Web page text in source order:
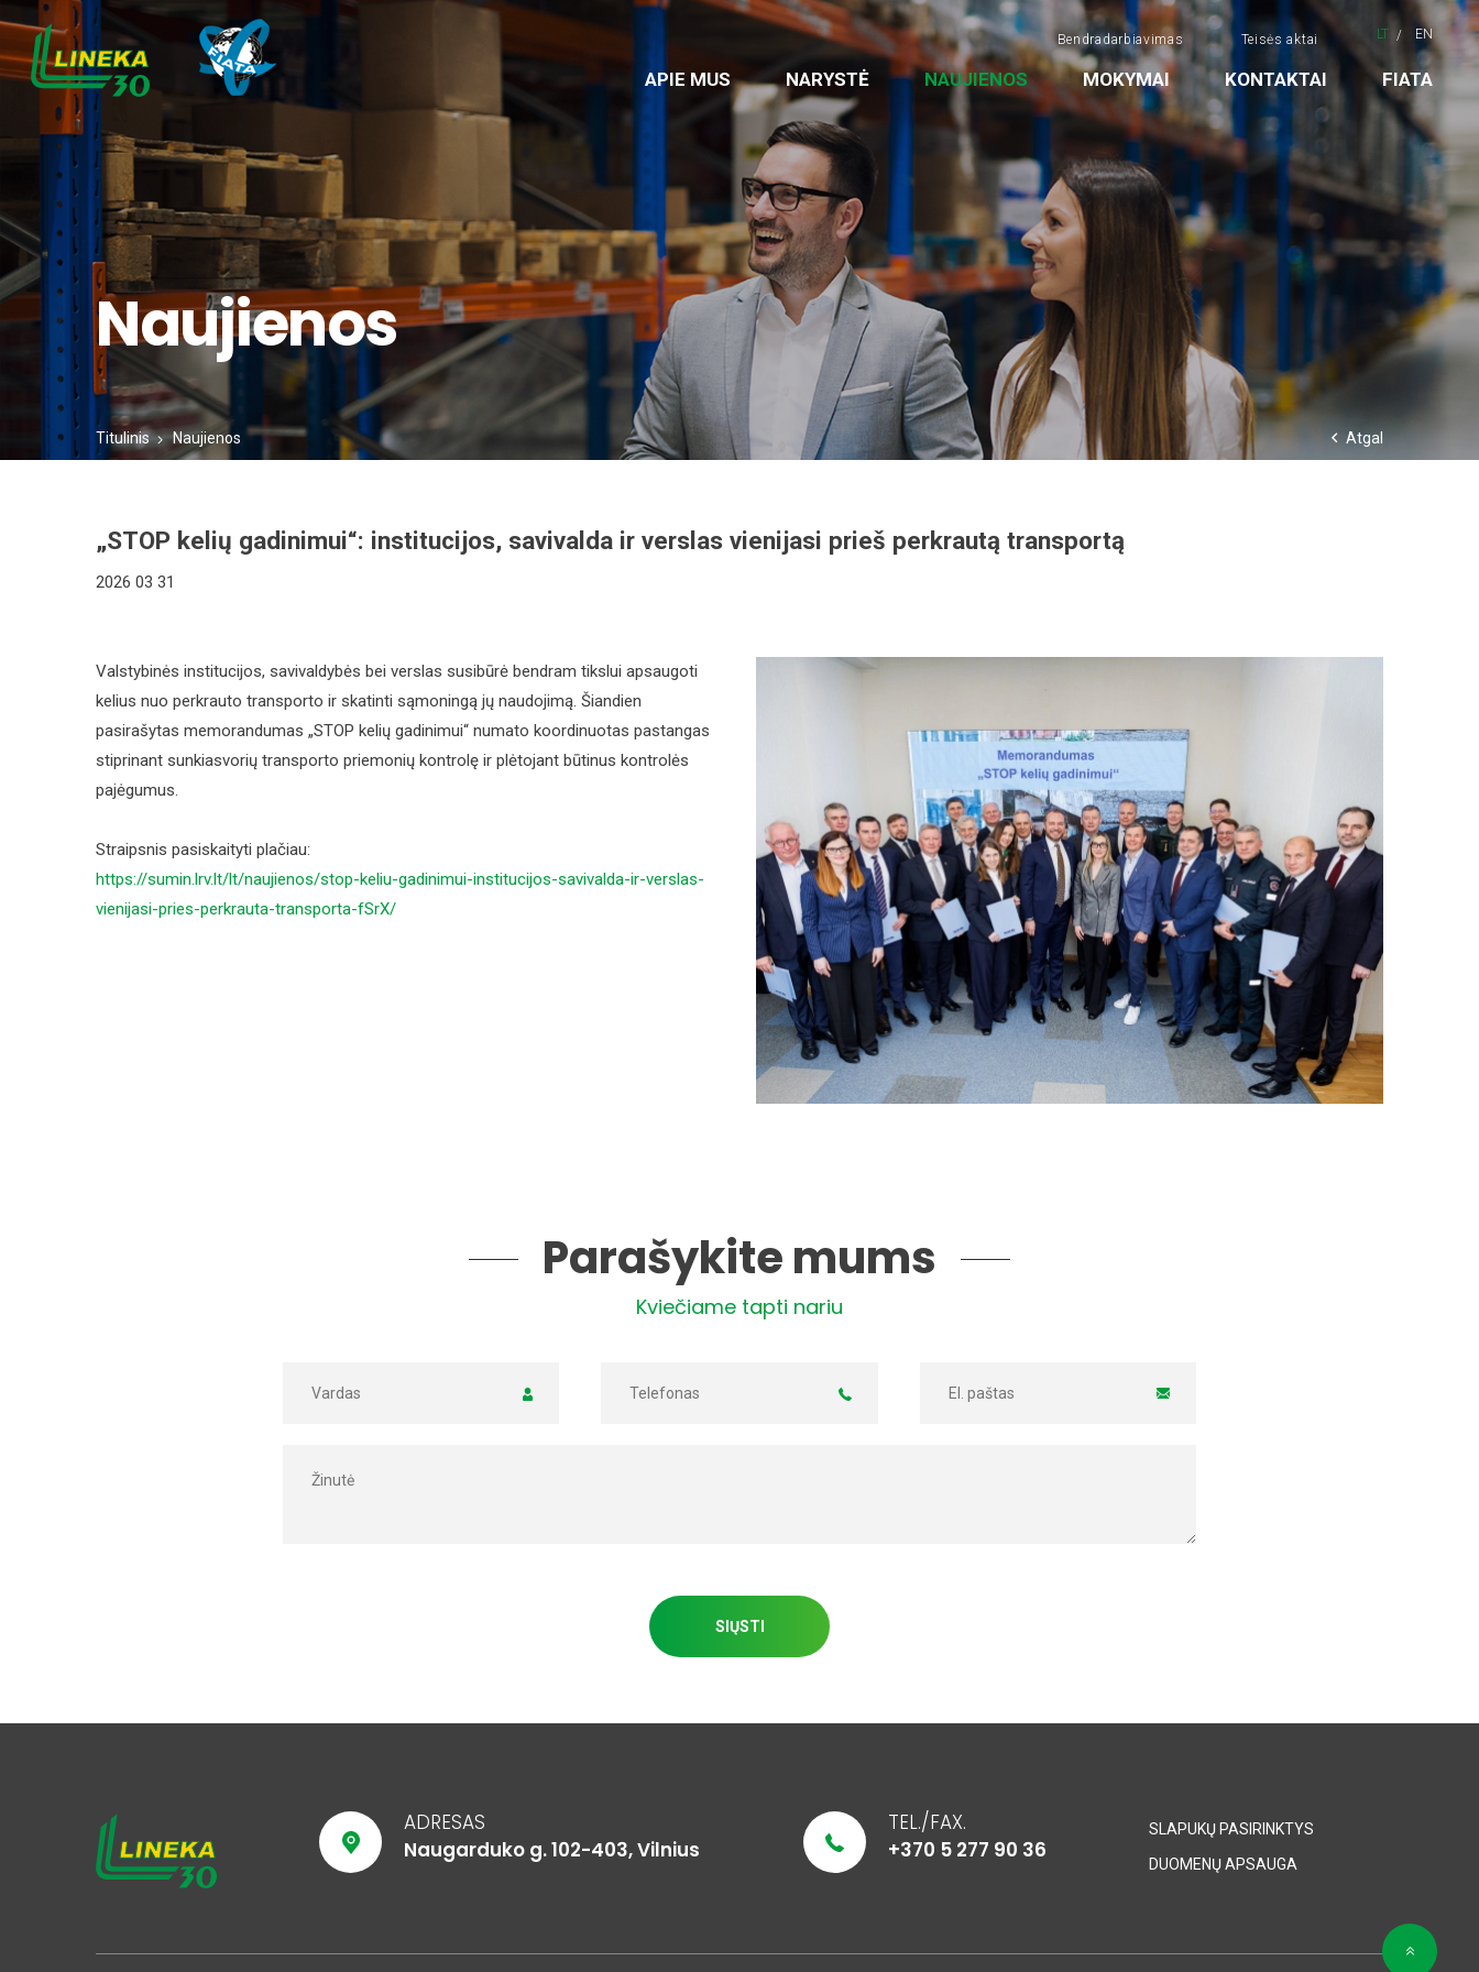
Bendradarbiavimas Teisės aktai LT EN
APIE MUS NARYSTĖ NAUJIENOS MOKYMAI KONTAKTAI FIATA
Naujienos
Titulinis Naujienos Atgal
„STOP kelių gadinimui“: institucijos, savivalda ir verslas vienijasi prieš perkrautą transportą
2026 03 31
Valstybinės institucijos, savivaldybės bei verslas susibūrė bendram tikslui apsaugoti
kelius nuo perkrauto transporto ir skatinti sąmoningą jų naudojimą. Šiandien
pasirašytas memorandumas „STOP kelių gadinimui“ numato koordinuotas pastangas
stiprinant sunkiasvorių transporto priemonių kontrolę ir plėtojant būtinus kontrolės
pajėgumus.
Straipsnis pasiskaityti plačiau:
https://sumin.lrv.lt/lt/naujienos/stop-keliu-gadinimui-institucijos-savivalda-ir-verslas-
vienijasi-pries-perkrauta-transporta-fSrX/
Parašykite mums
Kviečiame tapti nariu
SIŲSTI
ADRESAS
Naugarduko g. 102-403, Vilnius
TEL./FAX.
+370 5 277 90 36
SLAPUKŲ PASIRINKTYS
DUOMENŲ APSAUGA